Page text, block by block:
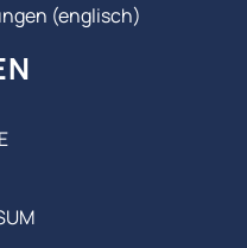
(englisch)